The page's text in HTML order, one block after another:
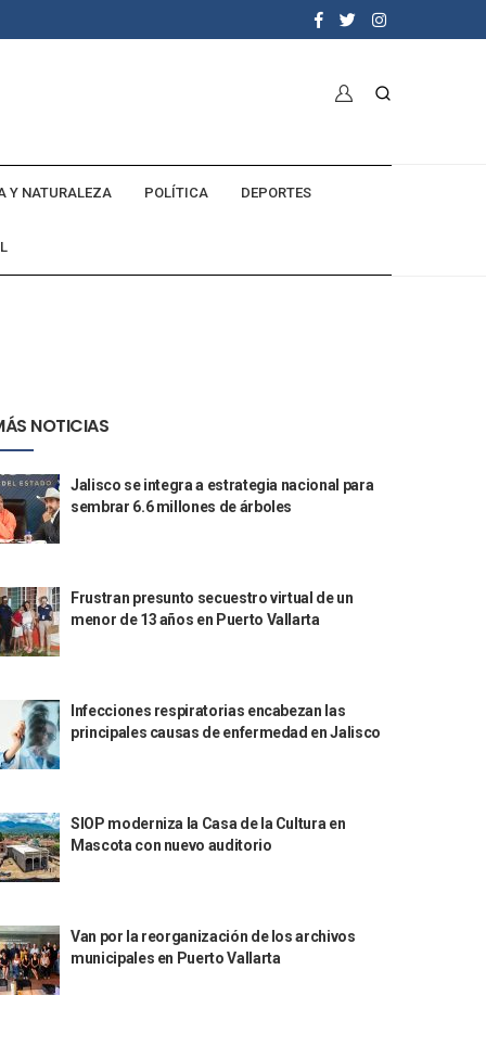
Y NATURALEZA POLÍTICA DEPORTES
NOTICIAS
Jalisco se integra a estrategia nacional para
sembrar 6.6 millones de árboles
Frustran presunto secuestro virtual de un
menor de 13 años en Puerto Vallarta
Infecciones respiratorias encabezan las
principales causas de enfermedad en Jalisco
SIOP moderniza la Casa de la Cultura en
Mascota con nuevo auditorio
Van por la reorganización de los archivos
municipales en Puerto Vallarta